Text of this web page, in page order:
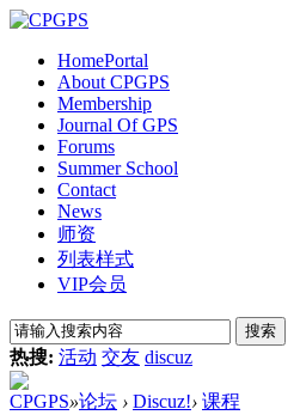
HomePortal
About CPGPS
Membership
Journal Of GPS
Forums
Summer School
Contact
News
师资
列表样式
VIP会员
搜索
热搜: 活动 交友 discuz
CPGPS»论坛 › Discuz!› 课程